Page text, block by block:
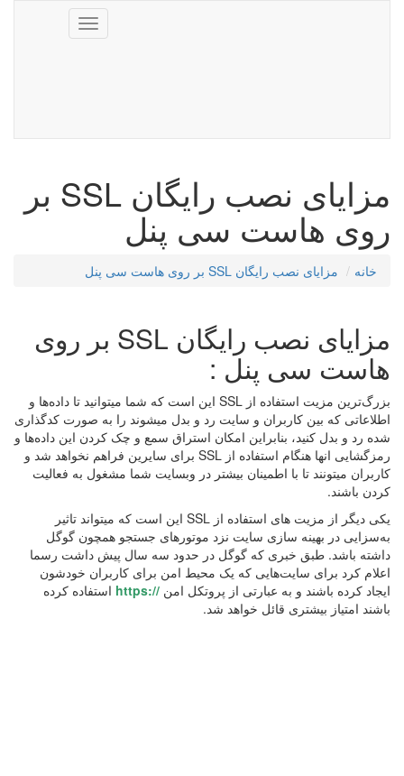
Toggle
navigation
مزایای نصب رایگان SSL بر
روی هاست سی پنل
خانه مزایای نصب رایگان SSL بر روی هاست سی پنل
مزایای نصب رایگان SSL بر روی
هاست سی پنل :
بزرگ‌ترین مزیت استفاده از SSL این است که شما میتوانید تا داده‌ها و
اطلاعاتی که بین کاربران و سایت رد و بدل میشوند را به صورت کدگذاری
شده رد و بدل کنید، بنابراین امکان استراق سمع و چک کردن این داده‌ها و
رمزگشایی انها هنگام استفاده از SSL برای سایرین فراهم نخواهد شد و
کاربران میتونند تا با اطمینان بیشتر در وبسایت شما مشغول به فعالیت
کردن باشند.
یکی دیگر از مزیت های استفاده از SSL این است که میتواند تاثیر
به‌سزایی در بهینه سازی سایت نزد موتورهای جستجو همچون گوگل
داشته باشد. طبق خبری که گوگل در حدود سه سال پیش داشت رسما
اعلام کرد برای سایت‌هایی که یک محیط امن برای کاربران خودشون
ایجاد کرده باشند و به عبارتی از پروتکل امن https:// استفاده کرده
باشند امتیاز بیشتری قائل خواهد شد.